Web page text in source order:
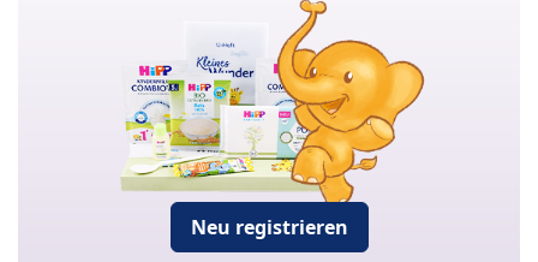
Neu registrieren